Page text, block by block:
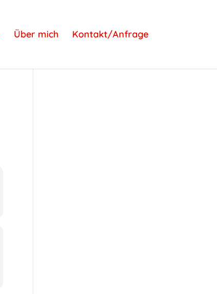
Über mich Kontakt/Anfrage